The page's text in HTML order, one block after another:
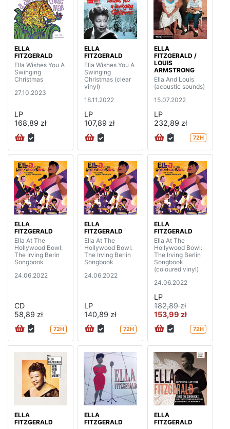
ELLA
FITZGERALD
Ella Wishes You A
Swinging
Christmas
27.10.2023
LP
168,89 zł
ELLA
FITZGERALD
Ella Wishes You A
Swinging
Christmas (clear
vinyl)
18.11.2022
LP
107,89 zł
ELLA
FITZGERALD /
LOUIS
ARMSTRONG
Ella And Louis
(acoustic sounds)
15.07.2022
LP
232,89 zł
72H
ELLA
FITZGERALD
Ella At The
Hollywood Bowl:
The Irving Berin
Songbook
24.06.2022
CD
58,89 zł
72H
ELLA
FITZGERALD
Ella At The
Hollywood Bowl:
The Irving Berlin
Songbook
24.06.2022
LP
140,89 zł
72H
ELLA
FITZGERALD
Ella At The
Hollywood Bowl:
The Irving Berlin
Songbook
(coloured vinyl)
24.06.2022
LP
182,89 zł
153,99 zł
72H
ELLA
FITZGERALD
ELLA
FITZGERALD
ELLA
FITZGERALD